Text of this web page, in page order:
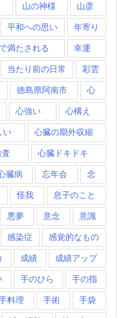
山の神様 山彦
平和への思い 年寄り
満たされる 幸運
当たり前の日常 彩雲
徳島県阿南市 心
心強い 心構え
い 心臓の期外収縮
心臓ドキドキ
臓病 忘年会 念
怪我 息子のこと
悪夢 意念 意識
感染症 感覚的なもの
成績 成績アップ
手のひら 手の指
料理 手術 手袋